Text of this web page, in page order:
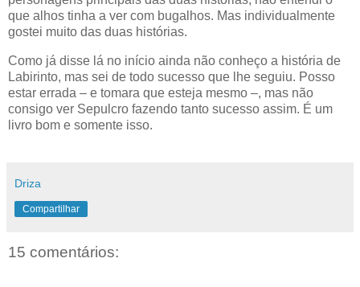
que alhos tinha a ver com bugalhos. Mas individualmente
gostei muito das duas histórias.
Como já disse lá no início ainda não conheço a história de
Labirinto, mas sei de todo sucesso que lhe seguiu. Posso
estar errada – e tomara que esteja mesmo –, mas não
consigo ver Sepulcro fazendo tanto sucesso assim. É um
livro bom e somente isso.
Driza
Compartilhar
15 comentários: